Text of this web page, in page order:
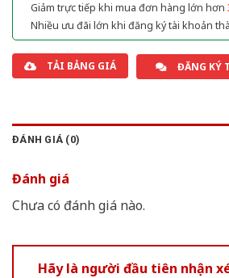
Giảm trực tiếp khi mua đơn hàng lớn hơn
Nhiều ưu đãi lớn khi đăng ký tài khoản
TẢI BẢNG GIÁ ĐĂNG KÝ
ĐÁNH GIÁ (0)
Đánh giá
Chưa có đánh giá nào.
Hãy là người đầu tiên nhận